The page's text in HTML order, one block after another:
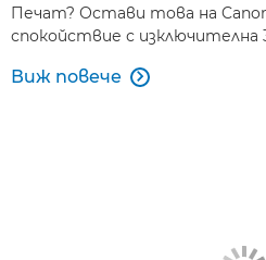
Печат? Остави това на
спокойствие с изключителна
Виж повече 